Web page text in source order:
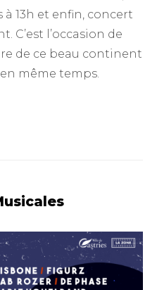
13h et enfin, concert
C’est l’occasion de
de ce beau continent
même temps.